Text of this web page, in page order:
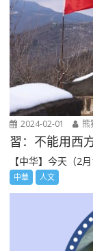
2024-02-01 熊
習：不能用西
【中华】今天（2
中華 人文